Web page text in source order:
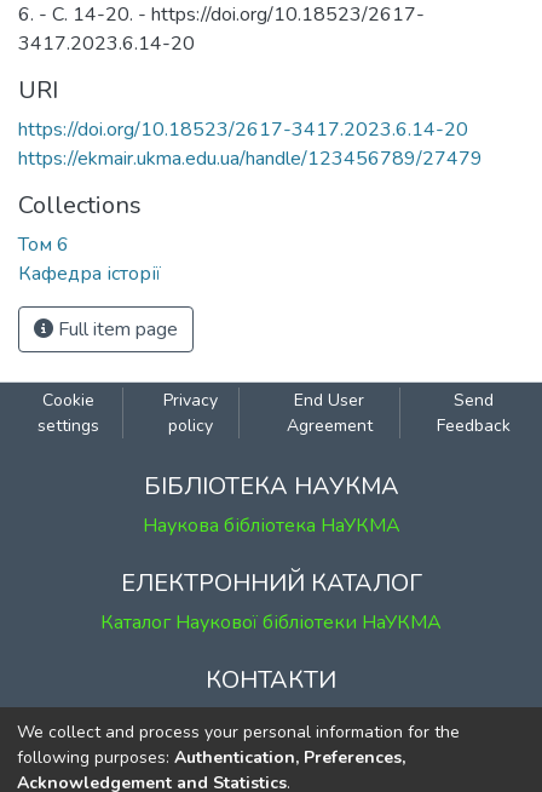
6. - С. 14-20. - https://doi.org/10.18523/2617-
3417.2023.6.14-20
URI
https://doi.org/10.18523/2617-3417.2023.6.14-20
https://ekmair.ukma.edu.ua/handle/123456789/27479
Collections
Том 6
Кафедра історії
Full item page
Cookie
settings
Privacy
policy
End User
Agreement
Send
Feedback
БІБЛІОТЕКА НАУКМА
Наукова бібліотека НаУКМА
ЕЛЕКТРОННИЙ КАТАЛОГ
Каталог Наукової бібліотеки НаУКМА
КОНТАКТИ
м. Київ, вул. Григорія Сковороди, 2
к. 1, к. 120
We collect and process your personal information for the
following purposes: Authentication, Preferences,
Acknowledgement and Statistics.